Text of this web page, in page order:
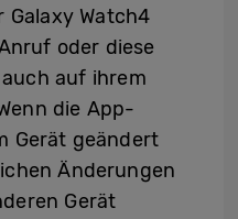
Watch4
oder diese
auf ihrem
die App-
Gerät geändert
Änderungen
Gerät